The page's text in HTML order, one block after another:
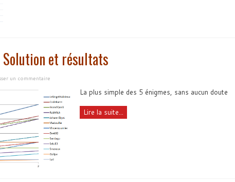
Solution et résultats
un commentaire
La plus simple des 5 énigmes, sans aucun doute
Lire la suite...